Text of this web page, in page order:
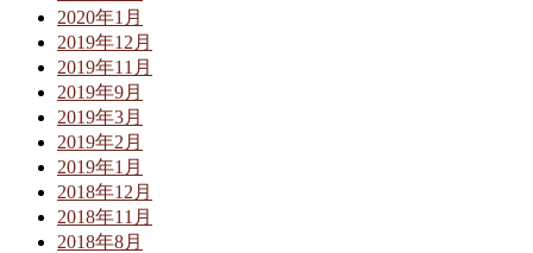
2020年1月
2019年12月
2019年11月
2019年9月
2019年3月
2019年2月
2019年1月
2018年12月
2018年11月
2018年8月